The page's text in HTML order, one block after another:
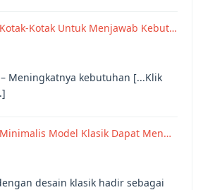
Kotak Untuk Menjawab Kebut…
Meningkatnya kebutuhan [...Klik
Model Klasik Dapat Men…
desain klasik hadir sebagai